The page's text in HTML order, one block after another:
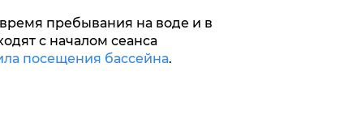
пребывания на воде и в
с началом сеанса
посещения бассейна.